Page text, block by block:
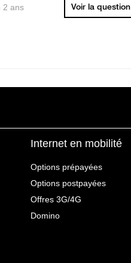
2 ans Voir la question
Internet en mobilité
Options prépayées
Options postpayées
Offres 3G/4G
Domino